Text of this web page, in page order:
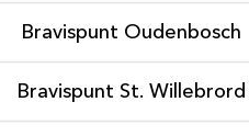
Bravispunt Oudenbosch
Bravispunt St. Willebrord